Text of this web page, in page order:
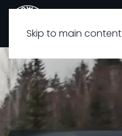
Skip to main content